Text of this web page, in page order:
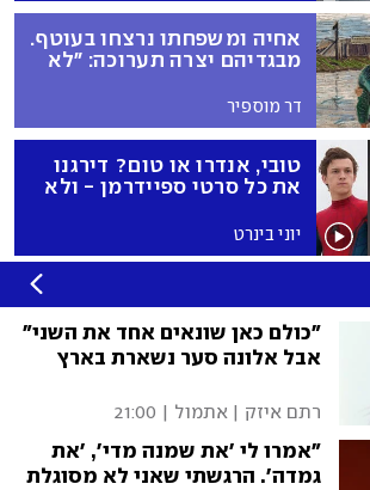
אחיה ומשפחתו נרצחו בעוטף.
מבגדיהם יצרה תערוכה: "לא
דר מוספיר
טובי, אנדרו או טום? דירגנו
את כל סרטי ספיידרמן - ולא
יוני בינרט
"כולם כאן שונאים אחד את השני"
אבל אלונה סער נשארת בארץ
רתם איזק אתמול | 21:00
"אמרו לי 'את שמנה מדי', 'את
גמדה'. הרגשתי שאני לא מסוגלת